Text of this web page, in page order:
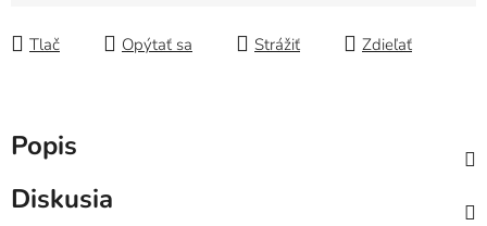
Tlač Opýtať sa Strážiť Zdieľať
Popis
Diskusia